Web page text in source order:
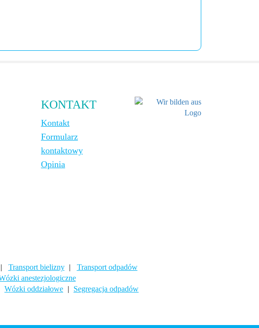
KONTAKT
Kontakt
Formularz
kontaktowy
Opinia
| Transport bielizny |
Transport odpadów
anestezjologiczne
Wózki oddziałowe | Segregacja odpadów